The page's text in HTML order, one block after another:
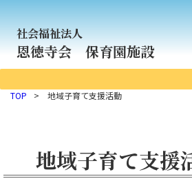
社会福祉法人
恩徳寺会 保育園施設
TOP > 地域子育て支援活動
地域子育て支